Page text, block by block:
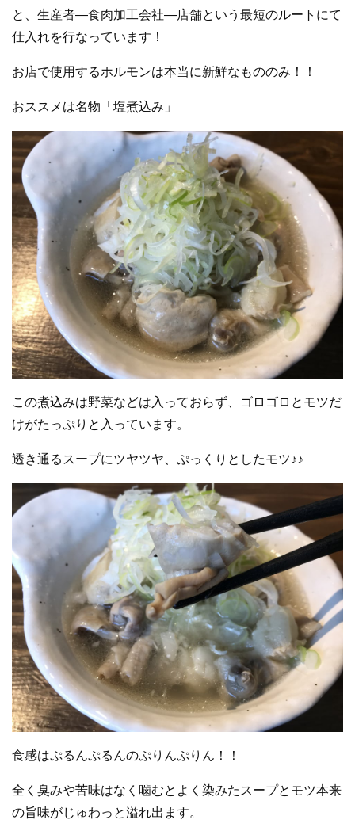
と、生産者—食肉加工会社—店舗という最短のルートにて
仕入れを行なっています！
お店で使用するホルモンは本当に新鮮なもののみ！！
おススメは名物「塩煮込み」
この煮込みは野菜などは入っておらず、ゴロゴロとモツだ
けがたっぷりと入っています。
透き通るスープにツヤツヤ、ぷっくりとしたモツ♪♪
食感はぷるんぷるんのぷりんぷりん！！
全く臭みや苦味はなく噛むとよく染みたスープとモツ本来
の旨味がじゅわっと溢れ出ます。